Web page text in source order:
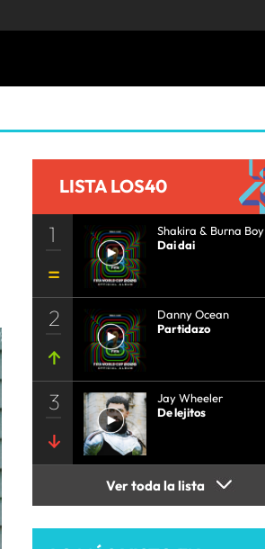
LISTA LOS40
1
Shakira & Burna Boy
Dai dai
2
Danny Ocean
Partidazo
3
Jay Wheeler
De lejitos
Ver toda la lista